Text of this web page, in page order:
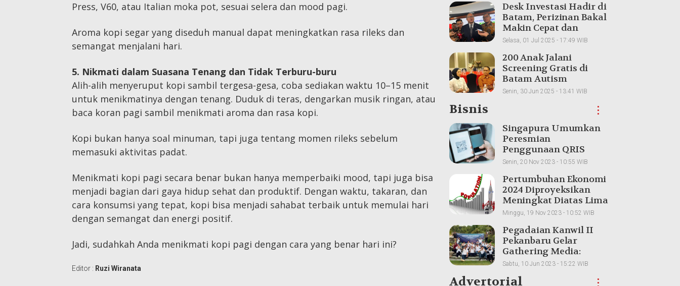
Press, V60, atau Italian moka pot, sesuai selera dan mood pagi.
Aroma kopi segar yang diseduh manual dapat meningkatkan rasa rileks dan
semangat menjalani hari.
5. Nikmati dalam Suasana Tenang dan Tidak Terburu-buru
Alih-alih menyeruput kopi sambil tergesa-gesa, coba sediakan waktu 10–15 menit
untuk menikmatinya dengan tenang. Duduk di teras, dengarkan musik ringan, atau
baca koran pagi sambil menikmati aroma dan rasa kopi.
Kopi bukan hanya soal minuman, tapi juga tentang momen rileks sebelum
memasuki aktivitas padat.
Menikmati kopi pagi secara benar bukan hanya memperbaiki mood, tapi juga bisa
menjadi bagian dari gaya hidup sehat dan produktif. Dengan waktu, takaran, dan
cara konsumsi yang tepat, kopi bisa menjadi sahabat terbaik untuk memulai hari
dengan semangat dan energi positif.
Jadi, sudahkah Anda menikmati kopi pagi dengan cara yang benar hari ini?
Editor : Ruzi Wiranata
Desk Investasi Hadir di
Batam, Perizinan Bakal
Makin Cepat dan
Transparan
Selasa, 01 Jul 2025 - 17:49 WIB
200 Anak Jalani
Screening Gratis di
Batam Autism
Conference 2025
Senin, 30 Jun 2025 - 13:41 WIB
Bisnis ⋮
Singapura Umumkan
Peresmian
Penggunaan QRIS
Indonesia untuk
Senin, 20 Nov 2023 - 10:55 WIB
Pertumbuhan Ekonomi
2024 Diproyeksikan
Meningkat Diatas Lima
Persen
Minggu, 19 Nov 2023 - 10:52 WIB
Pegadaian Kanwil II
Pekanbaru Gelar
Gathering Media:
Membangun
Meningkatkan
Sabtu, 10 Jun 2023 - 15:22 WIB
Advertorial ⋮